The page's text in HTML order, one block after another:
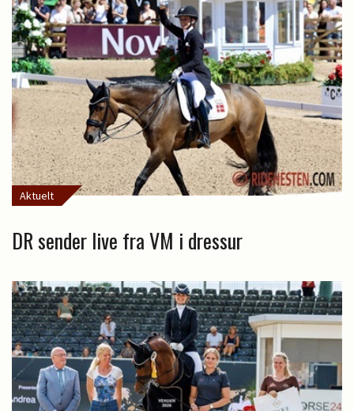
Aktuelt
DR sender live fra VM i dressur